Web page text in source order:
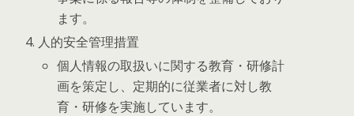
ます。
人的安全管理措置
個人情報の取扱いに関する教育・研修計
画を策定し、定期的に従業者に対し教
育・研修を実施しています。